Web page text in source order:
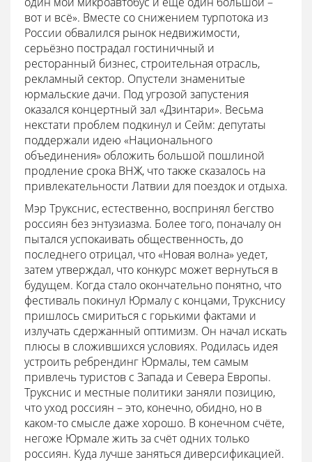
вот и всё». Вместе со снижением турпотока из
России обвалился рынок недвижимости,
серьёзно пострадал гостиничный и
ресторанный бизнес, строительная отрасль,
рекламный сектор. Опустели знаменитые
юрмальские дачи. Под угрозой запустения
оказался концертный зал «Дзинтари». Весьма
некстати проблем подкинул и Сейм: депутаты
поддержали идею «Национального
объединения» обложить большой пошлиной
продление срока ВНЖ, что также сказалось на
привлекательности Латвии для поездок и отдыха.
Мэр Трукснис, естественно, воспринял бегство
россиян без энтузиазма. Более того, поначалу он
пытался успокаивать общественность, до
последнего отрицал, что «Новая волна» уедет,
затем утверждал, что конкурс может вернуться в
будущем. Когда стало окончательно понятно, что
фестиваль покинул Юрмалу с концами, Трукснису
пришлось смириться с горькими фактами и
излучать сдержанный оптимизм. Он начал искать
плюсы в сложившихся условиях. Родилась идея
устроить ребрендинг Юрмалы, тем самым
привлечь туристов с Запада и Севера Европы.
Трукснис и местные политики заняли позицию,
что уход россиян – это, конечно, обидно, но в
каком-то смысле даже хорошо. В конечном счёте,
негоже Юрмале жить за счёт одних только
россиян. Куда лучше заняться диверсификацией.